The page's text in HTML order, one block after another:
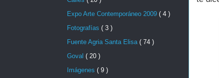
Expo Arte Contemporáneo 2009 ( 4 )
Fotografías ( 3 )
Fuente Agria Santa Elisa ( 74 )
Goval ( 20 )
Imágenes ( 9 )